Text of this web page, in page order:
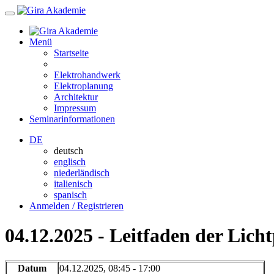
Menü
Startseite
Elektrohandwerk
Elektroplanung
Architektur
Impressum
Seminarinformationen
DE
deutsch
englisch
niederländisch
italienisch
spanisch
Anmelden / Registrieren
04.12.2025 - Leitfaden der
Datum
04.12.2025, 08:45 - 17:00